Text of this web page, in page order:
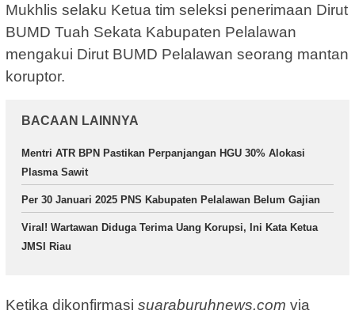
Mukhlis selaku Ketua tim seleksi penerimaan Dirut
BUMD Tuah Sekata Kabupaten Pelalawan
mengakui Dirut BUMD Pelalawan seorang mantan
koruptor.
BACAAN LAINNYA
Mentri ATR BPN Pastikan Perpanjangan HGU 30% Alokasi
Plasma Sawit
Per 30 Januari 2025 PNS Kabupaten Pelalawan Belum Gajian
Viral! Wartawan Diduga Terima Uang Korupsi, Ini Kata Ketua
JMSI Riau
Ketika dikonfirmasi suaraburuhnews.com via